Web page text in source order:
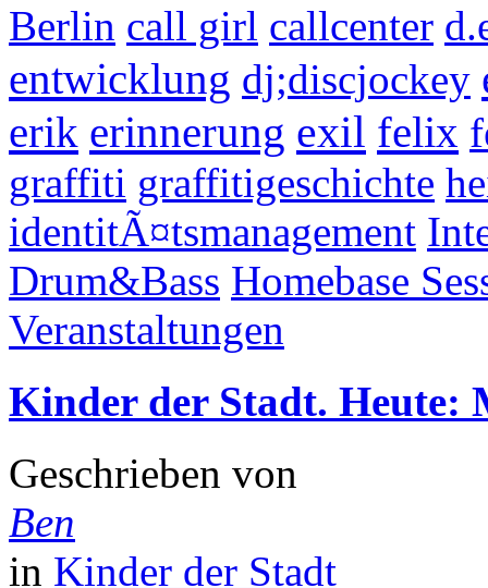
Berlin call girl callcenter
entwicklung dj;discjockey
erik erinnerung exil felix
graffiti graffitigeschichte
identitÃ¤tsmanagement
Drum&Bass Homebase
Veranstaltungen
Kinder der Stadt. Heute:
Geschrieben von
Ben
in Kinder der Stadt